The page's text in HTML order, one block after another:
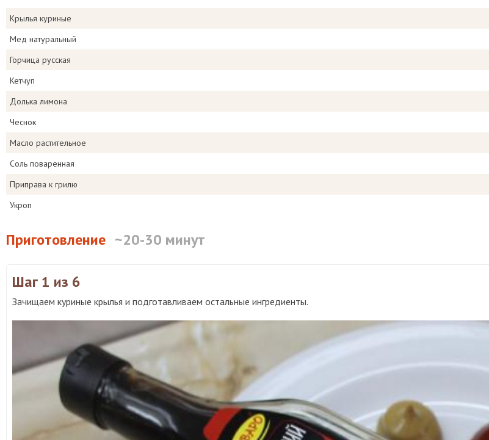
Крылья куриные
Мед натуральный
Горчица русская
Кетчуп
Долька лимона
Чеснок
Масло растительное
Соль поваренная
Приправа к грилю
Укроп
Приготовление ~20-30 минут
Шаг 1 из 6
Зачищаем куриные крылья и подготавливаем остальные ингредиенты.